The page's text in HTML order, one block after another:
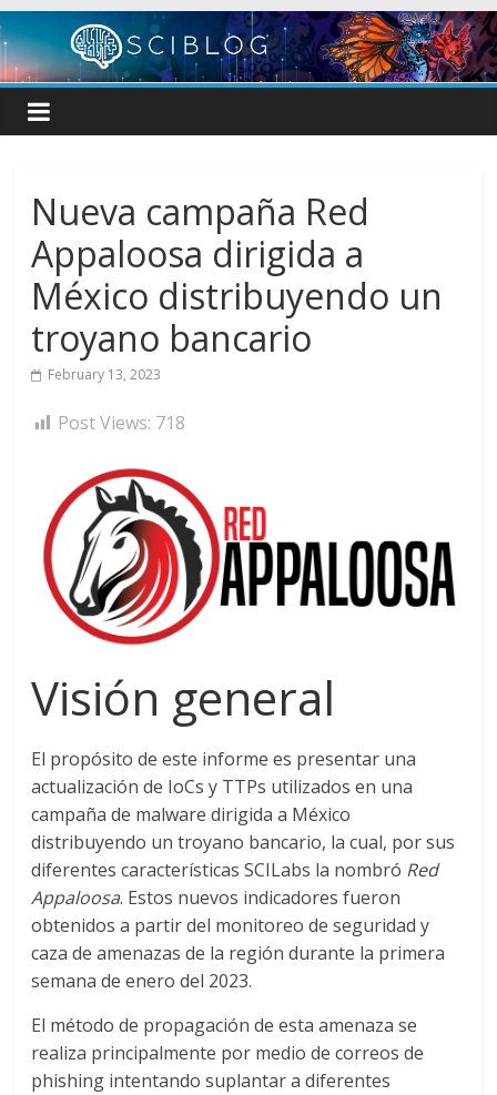
Skip
to
content
Nueva campaña Red
Appaloosa dirigida a
México distribuyendo un
troyano bancario
February 13, 2023
Post Views: 718
Visión general
El propósito de este informe es presentar una
actualización de IoCs y TTPs utilizados en una
campaña de malware dirigida a México
distribuyendo un troyano bancario, la cual, por sus
diferentes características SCILabs la nombró Red
Appaloosa. Estos nuevos indicadores fueron
obtenidos a partir del monitoreo de seguridad y
caza de amenazas de la región durante la primera
semana de enero del 2023.
El método de propagación de esta amenaza se
realiza principalmente por medio de correos de
phishing intentando suplantar a diferentes